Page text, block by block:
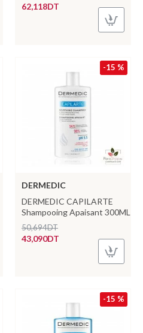
62,118DT
-15 %
DERMEDIC
DERMEDIC CAPILARTE
Shampooing Apaisant 300ML
43,090DT
50,694DT
-15 %